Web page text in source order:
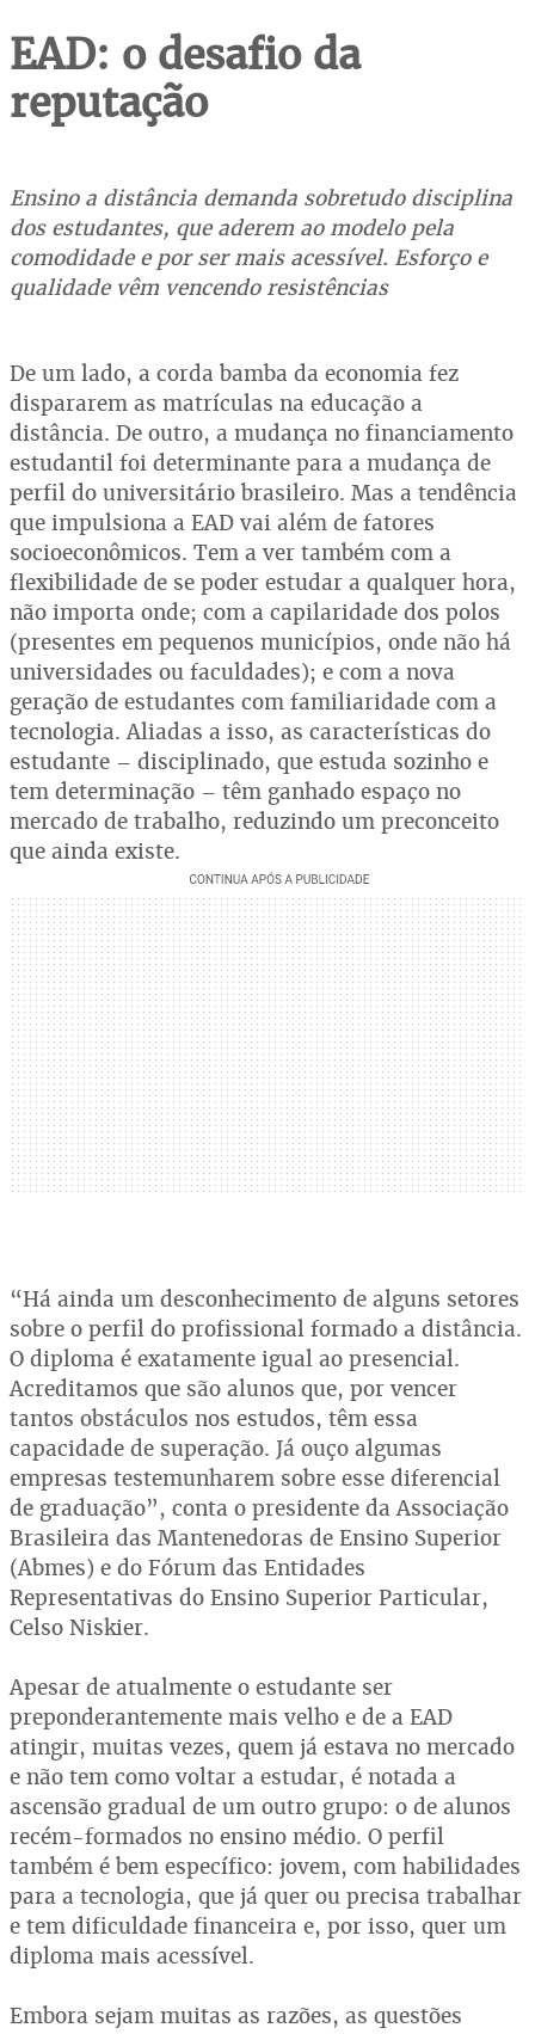
EAD: o desafio da
reputação
Ensino a distância demanda sobretudo disciplina
dos estudantes, que aderem ao modelo pela
comodidade e por ser mais acessível. Esforço e
qualidade vêm vencendo resistências
De um lado, a corda bamba da economia fez
dispararem as matrículas na educação a
distância. De outro, a mudança no financiamento
estudantil foi determinante para a mudança de
perfil do universitário brasileiro. Mas a tendência
que impulsiona a EAD vai além de fatores
socioeconômicos. Tem a ver também com a
flexibilidade de se poder estudar a qualquer hora,
não importa onde; com a capilaridade dos polos
(presentes em pequenos municípios, onde não há
universidades ou faculdades); e com a nova
geração de estudantes com familiaridade com a
tecnologia. Aliadas a isso, as características do
estudante – disciplinado, que estuda sozinho e
tem determinação – têm ganhado espaço no
mercado de trabalho, reduzindo um preconceito
que ainda existe.
“Há ainda um desconhecimento de alguns setores
sobre o perfil do profissional formado a distância.
O diploma é exatamente igual ao presencial.
Acreditamos que são alunos que, por vencer
tantos obstáculos nos estudos, têm essa
capacidade de superação. Já ouço algumas
empresas testemunharem sobre esse diferencial
de graduação”, conta o presidente da Associação
Brasileira das Mantenedoras de Ensino Superior
(Abmes) e do Fórum das Entidades
Representativas do Ensino Superior Particular,
Celso Niskier.
Apesar de atualmente o estudante ser
preponderantemente mais velho e de a EAD
atingir, muitas vezes, quem já estava no mercado
e não tem como voltar a estudar, é notada a
ascensão gradual de um outro grupo: o de alunos
recém-formados no ensino médio. O perfil
também é bem específico: jovem, com habilidades
para a tecnologia, que já quer ou precisa trabalhar
e tem dificuldade financeira e, por isso, quer um
diploma mais acessível.
Embora sejam muitas as razões, as questões